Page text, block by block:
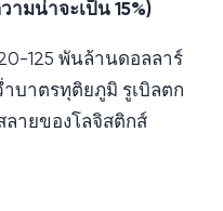
มน่าจะเป็น 15%)
125 พันล้านดอลลาร์
ำบาตรทุติยภูมิ รูเบิลตก
ลายของโลจิสติกส์